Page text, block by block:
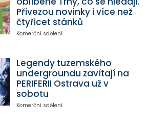
Přivezou novinky i více než
čtyřicet stánků
Komerční sdělení
Legendy tuzemského
undergroundu zavítají na
PERIFERII Ostrava už v
sobotu
Komerční sdělení